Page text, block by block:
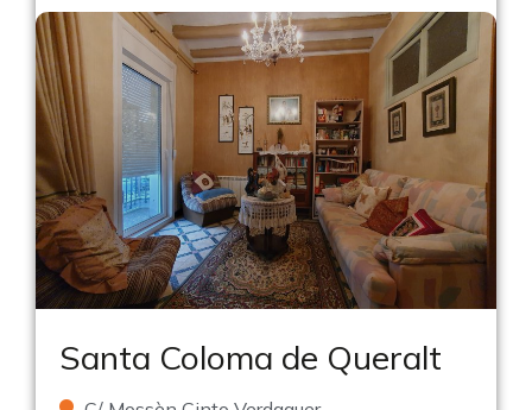
Santa Coloma de Queralt